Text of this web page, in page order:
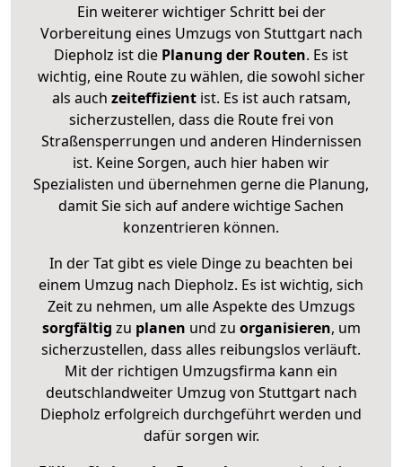
Ein weiterer wichtiger Schritt bei der
Vorbereitung eines Umzugs von Stuttgart nach
Diepholz ist die Planung der Routen. Es ist
wichtig, eine Route zu wählen, die sowohl sicher
als auch zeiteffizientist. Es ist auch ratsam,
sicherzustellen, dass die Route frei von
Straßensperrungen und anderen Hindernissen
ist. Keine Sorgen, auch hier haben wir
Spezialisten und übernehmen gerne die Planung,
damit Sie sich auf andere wichtige Sachen
konzentrieren können.
In der Tat gibt es viele Dinge zu beachten bei
einem Umzug nach Diepholz. Es ist wichtig, sich
Zeit zu nehmen, um alle Aspekte des Umzugs
sorgfältig zu planen und zu organisieren, um
sicherzustellen, dass alles reibungslos verläuft.
Mit der richtigen Umzugsfirma kann ein
deutschlandweiter Umzug von Stuttgart nach
Diepholz erfolgreich durchgeführt werden und
dafür sorgen wir.